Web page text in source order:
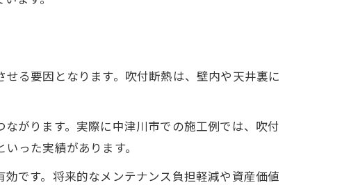
る要因となります。吹付断熱は、壁内や天井裏に
がります。実際に中津川市での施工例では、吹付
った実績があります。
です。将来的なメンテナンス負担軽減や資産価値